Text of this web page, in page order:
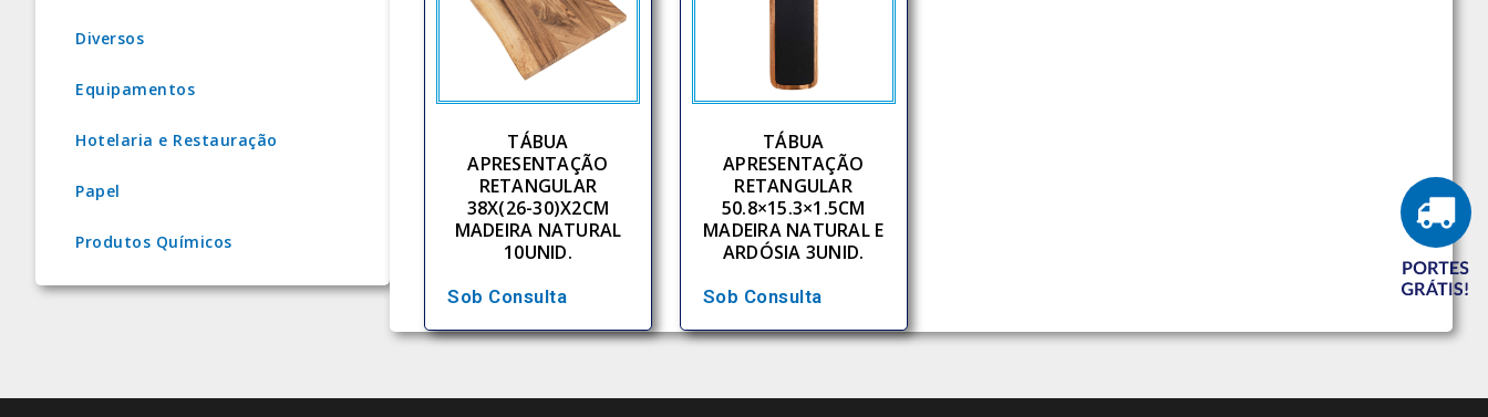
Diversos
Equipamentos
Hotelaria e Restauração
Papel
Produtos Químicos
TÁBUA
APRESENTAÇÃO
RETANGULAR
38X(26-30)X2CM
MADEIRA NATURAL
10UNID.
Sob Consulta
TÁBUA
APRESENTAÇÃO
RETANGULAR
50.8×15.3×1.5CM
MADEIRA NATURAL E
ARDÓSIA 3UNID.
Sob Consulta